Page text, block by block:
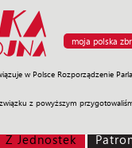
moja polska
w Polsce Rozporządzenie
z powyższym
Sprzęt Misje
Z Jednostek